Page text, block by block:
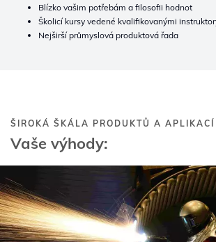
Blízko vašim potřebám a filosofii hodnot
Školicí kursy vedené kvalifikovanými
Nejširší průmyslová produktová řada
ŠIROKÁ ŠKÁLA PRODUKTŮ A APLIKACÍ
Vaše výhody: